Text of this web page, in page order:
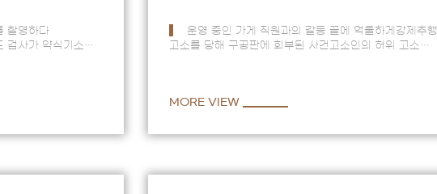
촬영하다
검사가 약식기소한
운영 중인 가게 직원과의 갈등 끝에 억울하게강제추행
고소를 당해 구공판에 회부된 사건고소인의 허위 고소
MORE VIEW